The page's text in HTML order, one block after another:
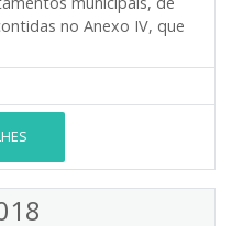
no Anexo IV, que